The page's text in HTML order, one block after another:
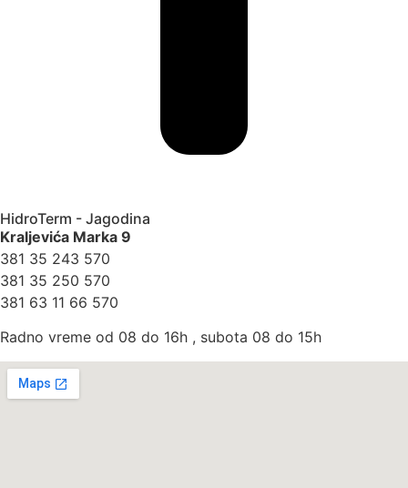
HidroTerm - Jagodina
Kraljevića Marka 9
381 35 243 570
381 35 250 570
381 63 11 66 570
Radno vreme od 08 do 16h , subota 08 do 15h